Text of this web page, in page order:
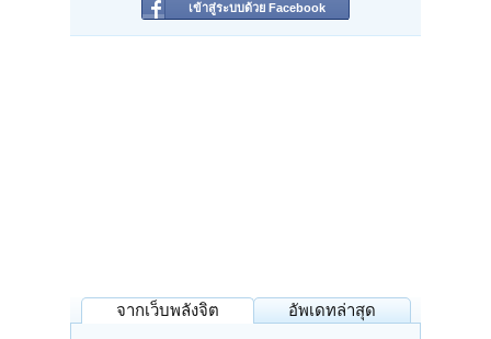
เข้าสู่ระบบด้วย Facebook
จากเว็บพลังจิต อัพเดทล่าสุด